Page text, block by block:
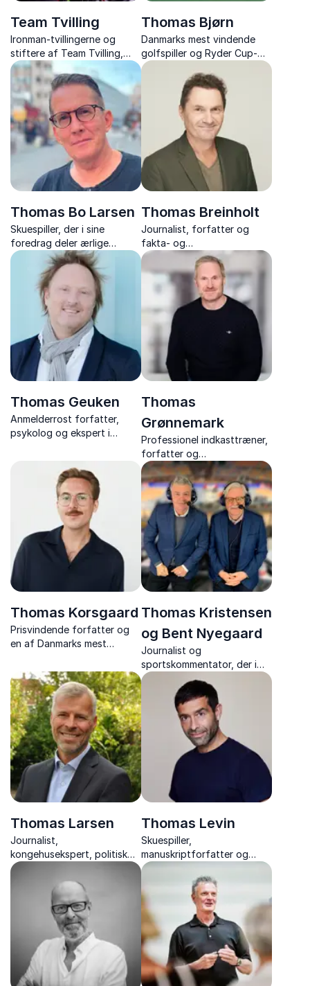
Team Tvilling
Ironman-tvillingerne og
stiftere af Team Tvilling,
inspirerer med deres stærke
fortælling om viljestyrke,
broderskab og at overvinde
det umulige sammen.
Thomas Bjørn
Danmarks mest vindende
golfspiller og Ryder Cup-
kaptajn. Oplev et unikt
foredrag fyldt med
inspiration og personlige
historier.
Thomas Bo Larsen
Skuespiller, der i sine
foredrag deler ærlige
historier om karriere,
misbrug og personlig
udvikling med nærvær og
humor.
Thomas Breinholt
Journalist, forfatter og
fakta- og
dokumentarredaktør, der
udforsker hvordan sindet
kan aktivere kroppens
naturlige helbredelse.
Thomas Geuken
Anmelderrost forfatter,
psykolog og ekspert i
fremtidsforskning,
psykologi og megatrends
med dyb faglighed og
anderledes indsigt på
fremtidens usikkerheder og
muligheder.
Thomas
Grønnemark
Professionel indkasttræner,
forfatter og
foredragsholder med +1.000
skræddersyede foredrag
om motivation,
arbejdsglæde, samarbejde
og modet til at tænke
anderledes.
Thomas Korsgaard
Prisvindende forfatter og
en af Danmarks mest
overbevisende litterære
talenter - om forfatterskab,
ophav og social arv.
Thomas Kristensen
og Bent Nyegaard
Journalist og
sportskommentator, der i
næsten to årtier satte ord
på dansk håndboldhistorie –
et inspirerende foredrag om
passion og venskab.
Thomas Larsen
Journalist,
kongehusekspert, politisk
kommentator og forfatter
Thomas Levin
Skuespiller,
manuskriptforfatter og
instruktør, der deler
erfaringer og giver praktiske
værktøjer til bedre
præsentation, kropssprog
og personlig
gennemslagskraft.